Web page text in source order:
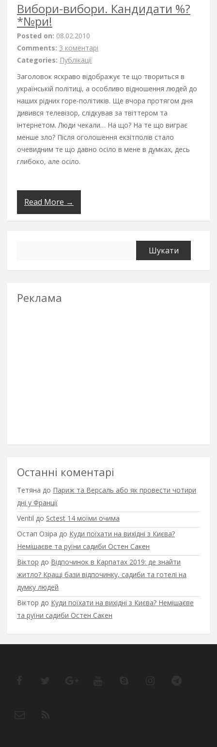
Вибори-вибори. Кандидати %?
*№ри!
Posted on: 08.02.2010
Comments: 3 коментарі
Categories: Публікації
Заголовок яскраво відображує те що твориться в
українській політиці, а особливо відношення людей до
наших рідних горе-політиків. Ще вчора протягом дня
дивився телевізор, слідкував за твіттером та
інтернетом. Люди чекали… На що? На те що виграє
менше зло? Після оголошення екзітполів стало
очевидним те що давно осіло в мене в думках, десь
глибоко, але осіло.
Read More →
Реклама
Останні коментарі
Тетяна до Париж та Версаль або як провести чотири
дні у Франції
Ventil до Sctest 14 моїми очима
Остап Озіра до Куди поїхати на вихідні з Києва?
Немішаєве та руїни садиби Остен Сакен
Віктор до Відпочинок в Карпатах 2019: де знайти
житло? Кращі бази відпочинку, садиби та готелі на
думку людей
Віктор до Куди поїхати на вихідні з Києва? Немішаєве
та руїни садиби Остен Сакен